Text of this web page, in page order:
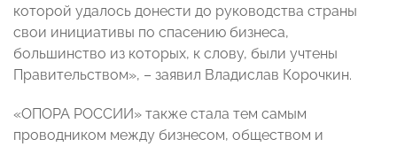
которой удалось донести до руководства страны
свои инициативы по спасению бизнеса,
большинство из которых, к слову, были учтены
Правительством», – заявил Владислав Корочкин.
«ОПОРА РОССИИ» также стала тем самым
проводником между бизнесом, обществом и